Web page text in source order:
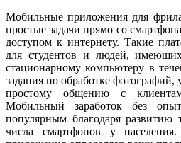
Мобильные приложения для
простые задачи прямо со
доступом к интернету. Такие
для студентов и людей,
стационарному компьютеру в
задания по обработке
простому общению с
Мобильный заработок без
популярным благодаря развитию
числа смартфонов у населения.